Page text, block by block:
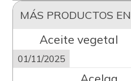
MÁS PRODUCTOS EN
Aceite vegetal
01/11/2025